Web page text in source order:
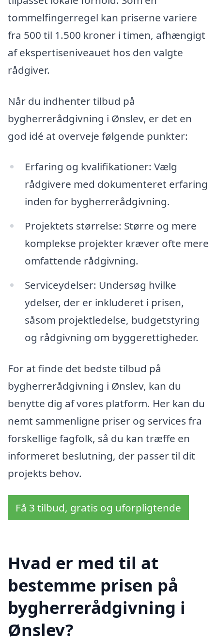
tommelfingerregel kan priserne variere
fra 500 til 1.500 kroner i timen, afhængigt
af ekspertiseniveauet hos den valgte
rådgiver.
Når du indhenter tilbud på
bygherrerådgivning i Ønslev, er det en
god idé at overveje følgende punkter:
Erfaring og kvalifikationer: Vælg
rådgivere med dokumenteret erfaring
inden for bygherrerådgivning.
Projektets størrelse: Større og mere
komplekse projekter kræver ofte mere
omfattende rådgivning.
Serviceydelser: Undersøg hvilke
ydelser, der er inkluderet i prisen,
såsom projektledelse, budgetstyring
og rådgivning om byggerettigheder.
For at finde det bedste tilbud på
bygherrerådgivning i Ønslev, kan du
benytte dig af vores platform. Her kan du
nemt sammenligne priser og services fra
forskellige fagfolk, så du kan træffe en
informeret beslutning, der passer til dit
projekts behov.
Få 3 tilbud, gratis og uforpligtende
Hvad er med til at
bestemme prisen på
bygherrerådgivning i
Ønslev?